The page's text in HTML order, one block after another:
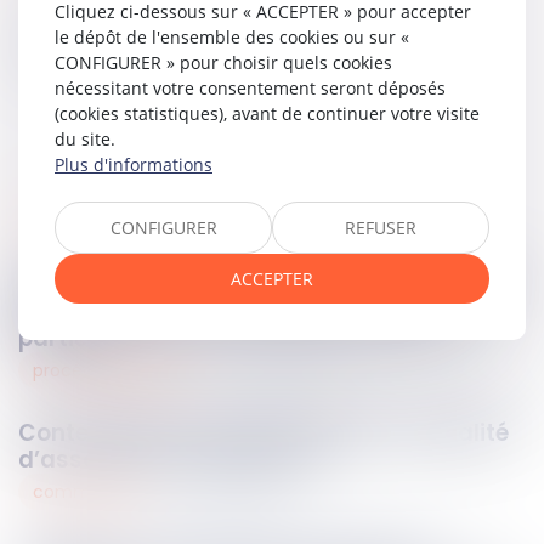
Partager sur
celles portant sur les désaccords des
parties
13 mars 2024
successions
Contestation d’une perquisition : la qualité
d’associé est insuffisante
procédure pénale
commercial
Cliquez ci-dessous sur « ACCEPTER » pour accepter
le dépôt de l'ensemble des cookies ou sur «
CONFIGURER » pour choisir quels cookies
nécessitant votre consentement seront déposés
(cookies statistiques), avant de continuer votre visite
du site.
Plus d'informations
CONFIGURER REFUSER
ACCEPTER